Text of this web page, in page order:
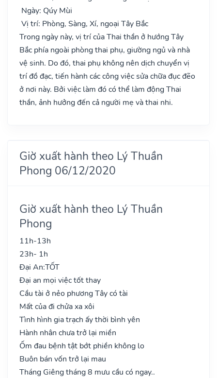
Ngày: Qúy Mùi
Vị trí: Phòng, Sàng, Xí, ngoại Tây Bắc
Trong ngày này, vị trí của Thai thần ở hướng Tây
Bắc phía ngoài phòng thai phụ, giường ngủ và nhà
vệ sinh. Do đó, thai phụ không nên dịch chuyển vị
trí đồ đạc, tiến hành các công việc sửa chữa đục đẽo
ở nơi này. Bởi việc làm đó có thể làm động Thai
thần, ảnh hưởng đến cả người mẹ và thai nhi.
Giờ xuất hành theo Lý Thuần
Phong 06/12/2020
Giờ xuất hành theo Lý Thuần
Phong
11h-13h
23h- 1h
Đại An:TỐT
Đại an mọi việc tốt thay
Cầu tài ở nẻo phương Tây có tài
Mất của đi chửa xa xôi
Tình hình gia trạch ấy thời bình yên
Hành nhân chưa trở lại miền
Ốm đau bệnh tật bớt phiền không lo
Buôn bán vốn trở lại mau
Tháng Giêng tháng 8 mưu cầu có ngay..